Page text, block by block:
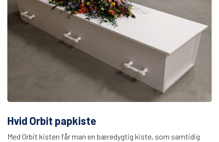
Hvid Orbit papkiste
Med Orbit kisten får man en bæredygtig kiste, som samtidig